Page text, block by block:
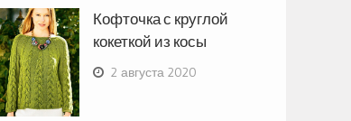
Кофточка с круглой
кокеткой из косы
2 августа 2020